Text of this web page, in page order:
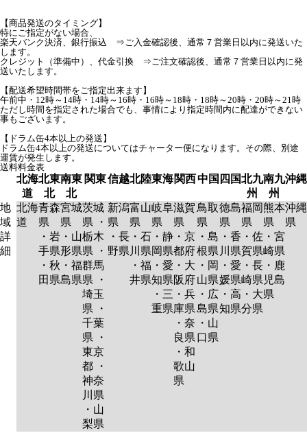
【商品発送のタイミング】
特にご指定がない場合、
楽天バンク決済、銀行振込 ⇒ご入金確認後、通常７営業日以内に発送いた
します。
クレジット（準備中）、代金引換 ⇒ご注文確認後、通常７営業日以内に発
送いたします。
【配送希望時間帯をご指定出来ます】
午前中・12時～14時・14時～16時・16時～18時・18時～20時・20時～21時
ただし時間を指定された場合でも、事情により指定時間内に配達ができない
事もございます。
【ドラム缶4本以上の発送】
ドラム缶4本以上の発送についてはチャーター便になります。その際、別途
運賃が発生します。
送料料金表
北海
道
北東
北
南東
北
関東信越北陸東海関西中国 四国北九
州
南九
州
沖縄
地
域
詳
細
北海
道
青森
県
・岩
手県
・秋
田県
宮城
県
・山
形県
・福
島県
茨城
県 ・
栃木
県 ・
群馬
県 ・
埼玉
県 ・
千葉
県 ・
東京
都 ・
神奈
川県
・山
梨県
新潟
県
・長
野県
富山
県
・石
川県
・福
井県
岐阜
県
・静
岡県
・愛
知県
・三
重県
滋賀
県
・京
都府
・大
阪府
・兵
庫県
・奈
良県
・和
歌山
県
鳥取
県
・島
根県
・岡
山県
・広
島県
・山
口県
徳島
県
・香
川県
・愛
媛県
・高
知県
福岡
県
・佐
賀県
・長
崎県
・大
分県
熊本
県
・宮
崎県
・鹿
児島
県
沖縄
県